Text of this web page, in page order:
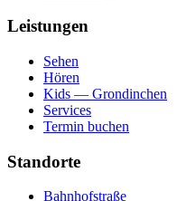
Leistungen
Sehen
Hören
Kids — Grondinchen
Services
Termin buchen
Standorte
Bahnhofstraße